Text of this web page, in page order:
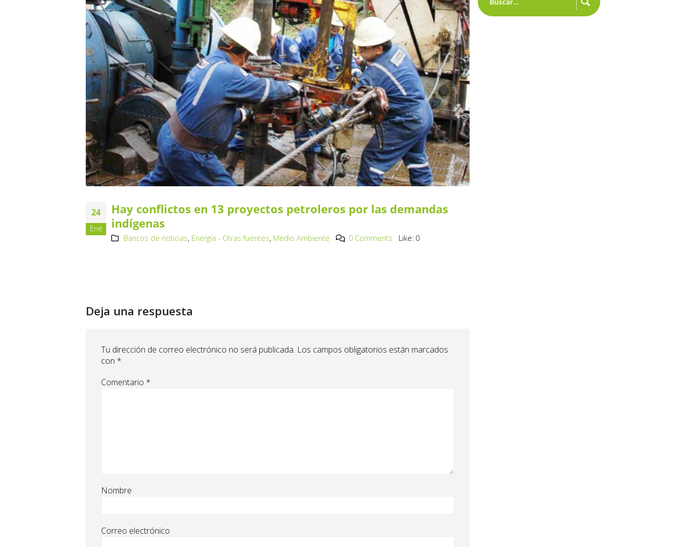
24
Ene
Hay conflictos en 13 proyectos petroleros por las demandas
indígenas
Bancos de noticias, Energía - Otras fuentes, Medio Ambiente 0 Comments Like: 0
Deja una respuesta
Tu dirección de correo electrónico no será publicada. Los campos obligatorios están marcados
con *
Comentario *
Nombre
Correo electrónico